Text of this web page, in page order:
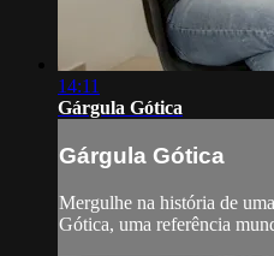
14:11
Gárgula Gótica
Gárgula Gótica
Mergulhe na história de
Gótica, uma referência